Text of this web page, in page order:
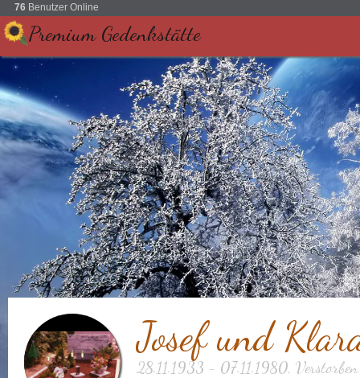
76 Benutzer Online
Premium Gedenkstätte
Josef und
28.11.1933 - 07.11.1980,